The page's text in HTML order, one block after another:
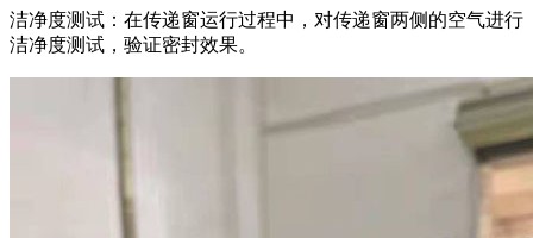
洁净度测试：在传递窗运行过程中，对传递窗两侧的空气进行
洁净度测试，验证密封效果。